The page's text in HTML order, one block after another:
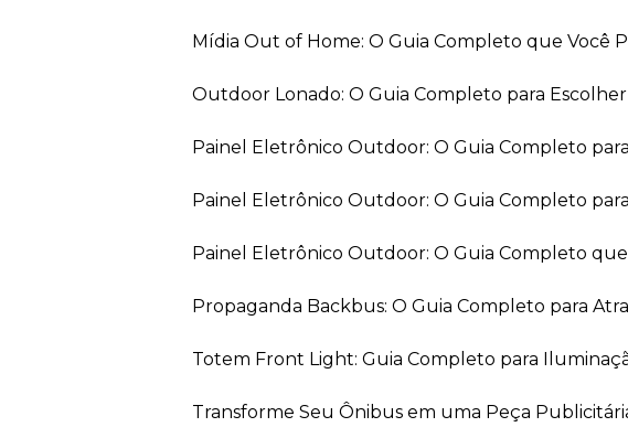
Mídia Out of Home: O Guia Completo que Você
Outdoor Lonado: O Guia Completo para Escolher
Painel Eletrônico Outdoor: O Guia Completo
Painel Eletrônico Outdoor: O Guia Completo
Painel Eletrônico Outdoor: O Guia Completo
Propaganda Backbus: O Guia Completo para
Totem Front Light: Guia Completo para
Transforme Seu Ônibus em uma Peça